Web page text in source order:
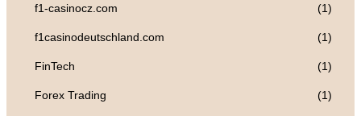
f1-casinocz.com (1)
f1casinodeutschland.com (1)
FinTech (1)
Forex Trading (1)